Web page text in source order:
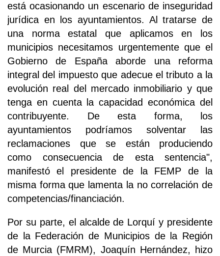
está ocasionando un escenario de inseguridad
jurídica en los ayuntamientos. Al tratarse de
una norma estatal que aplicamos en los
municipios necesitamos urgentemente que el
Gobierno de España aborde una reforma
integral del impuesto que adecue el tributo a la
evolución real del mercado inmobiliario y que
tenga en cuenta la capacidad económica del
contribuyente. De esta forma, los
ayuntamientos podríamos solventar las
reclamaciones que se están produciendo
como consecuencia de esta sentencia",
manifestó el presidente de la FEMP de la
misma forma que lamenta la no correlación de
competencias/financiación.
Por su parte, el alcalde de Lorquí y presidente
de la Federación de Municipios de la Región
de Murcia (FMRM), Joaquín Hernández, hizo